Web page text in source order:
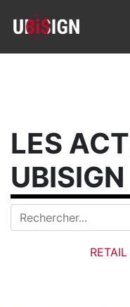
LES
UBISIGN
RETAIL